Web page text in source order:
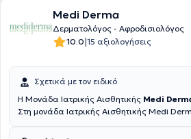
Medi Derma
Δερματολόγος - Αφροδισιολόγος
10.0|15 αξιολογήσεις
Σχετικά με τον ειδικό
H Μονάδα Ιατρικής Αισθητικής Medi
Στη μονάδα Ιατρικής Αισθητικής Medi
εξειδικευμένους επιστήμονες, ιατρούς,